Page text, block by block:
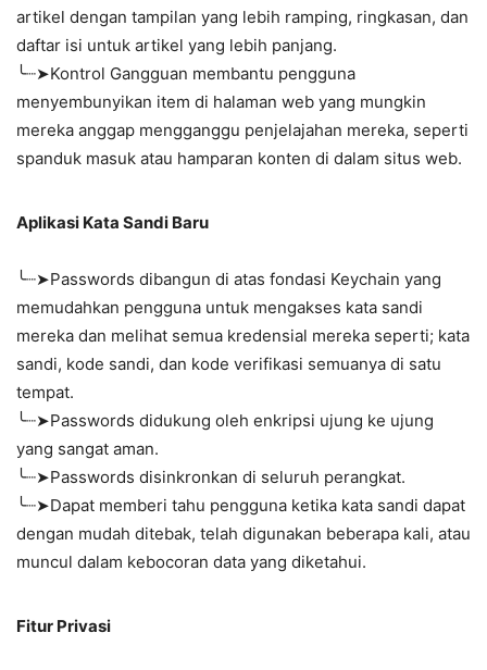
artikel dengan tampilan yang lebih ramping, ringkasan, dan
daftar isi untuk artikel yang lebih panjang.
╰┈➤Kontrol Gangguan membantu pengguna
menyembunyikan item di halaman web yang mungkin
mereka anggap mengganggu penjelajahan mereka, seperti
spanduk masuk atau hamparan konten di dalam situs web.
Aplikasi Kata Sandi Baru
╰┈➤Passwords dibangun di atas fondasi Keychain yang
memudahkan pengguna untuk mengakses kata sandi
mereka dan melihat semua kredensial mereka seperti; kata
sandi, kode sandi, dan kode verifikasi semuanya di satu
tempat.
╰┈➤Passwords didukung oleh enkripsi ujung ke ujung
yang sangat aman.
╰┈➤Passwords disinkronkan di seluruh perangkat.
╰┈➤Dapat memberi tahu pengguna ketika kata sandi dapat
dengan mudah ditebak, telah digunakan beberapa kali, atau
muncul dalam kebocoran data yang diketahui.
Fitur Privasi